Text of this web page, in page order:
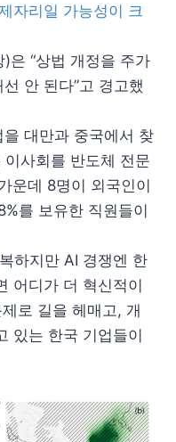
자리일 가능성이 크
은 “상법 개정을 주가
안 된다”고 경고했
대만과 중국에서 찾
사회를 반도체 전문
운데 8명이 외국인이
를 보유한 직원들이
하지만 AI 경쟁엔 한
어디가 더 혁신적이
로 길을 헤매고, 개
있는 한국 기업들이